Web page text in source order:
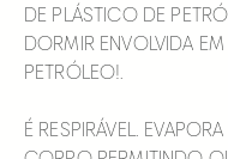
DE PLÁSTICO DE
DORMIR ENVOLVIDA
PETRÓLEO!.
É RESPIRÁVEL.